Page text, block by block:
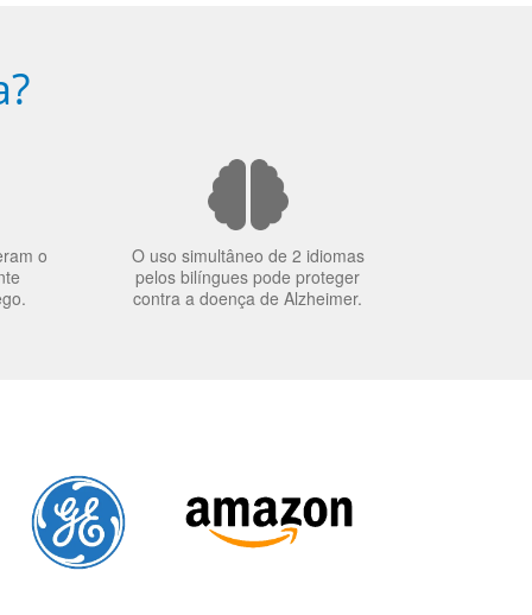
o
O uso simultâneo de 2 idiomas
pelos bilíngues pode proteger
contra a doença de Alzheimer.